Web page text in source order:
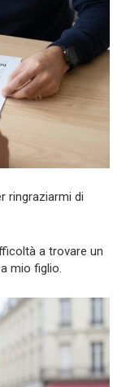
ringraziarmi di
a trovare un
mio figlio.